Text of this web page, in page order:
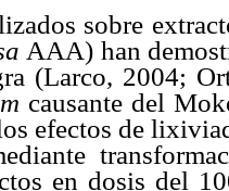
sobre
AAA) han
(Larco, 2004;
causante del
efectos de
en dosis del